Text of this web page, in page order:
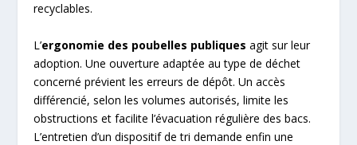
recyclables.
L’ergonomie des poubelles publiques agit sur leur
adoption. Une ouverture adaptée au type de déchet
concerné prévient les erreurs de dépôt. Un accès
différencié, selon les volumes autorisés, limite les
obstructions et facilite l’évacuation régulière des bacs.
L’entretien d’un dispositif de tri demande enfin une